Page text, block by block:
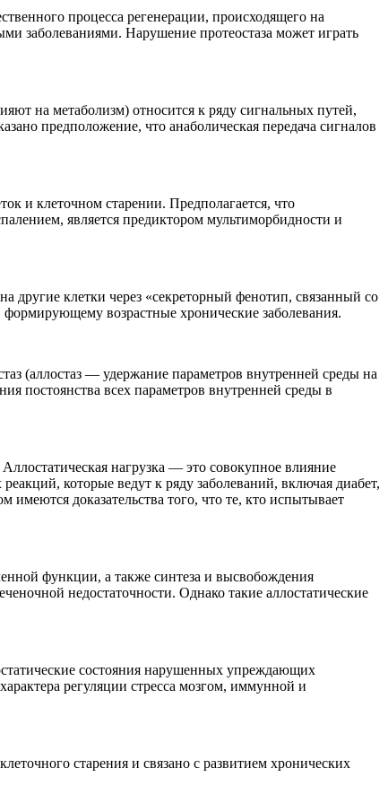
процесса регенерации, происходящего на
заболеваниями. Нарушение протеостаза может играть
на метаболизм) относится к ряду сигнальных путей,
предположение, что анаболическая передача сигналов
и клеточном старении. Предполагается, что
является предиктором мультиморбидности и
другие клетки через «секреторный фенотип, связанный со
возрастные хронические заболевания.
(аллостаз — удержание параметров внутренней среды на
постоянства всех параметров внутренней среды в
нагрузка — это совокупное влияние
которые ведут к ряду заболеваний, включая диабет,
имеются доказательства того, что те, кто испытывает
функции, а также синтеза и высвобождения
недостаточности. Однако такие аллостатические
состояния нарушенных упреждающих
регуляции стресса мозгом, иммунной и
старения и связано с развитием хронических